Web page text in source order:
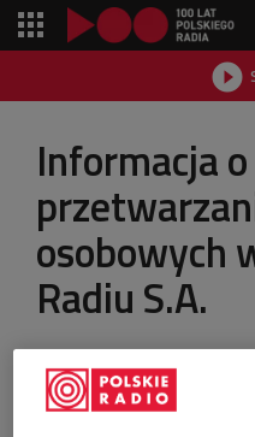

Informacja o
osobowych
Radiu S.A.
ostatnia aktualizacja:
18.05.2018 13:29